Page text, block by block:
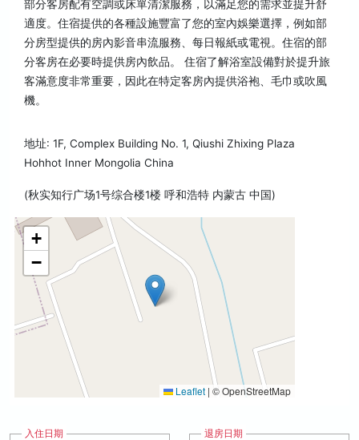
部分客房配有空調或床單清潔服務，以滿足您的需求並提升舒
適度。住宿提供的各種設施豐富了您的室內娛樂選擇，例如部
分房型提供的房內影音串流服務、每日報紙或電視。住宿的部
分客房在必要時提供房內飲品。 住宿了解浴室設備對於提升旅
客滿意度非常重要，因此在特定客房內提供浴袍、毛巾或吹風
機。
地址: 1F, Complex Building No. 1, Qiushi Zhixing Plaza
Hohhot Inner Mongolia China
(秋实知行广场1号综合楼1楼 呼和浩特 内蒙古 中国)
+
−
Leaflet | © OpenStreetMap
入住日期 退房日期